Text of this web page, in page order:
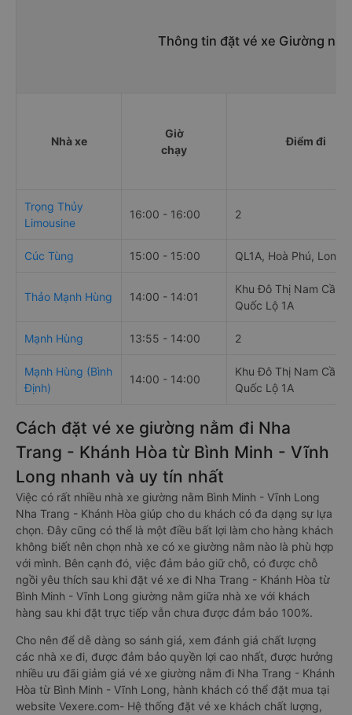
Thông tin đặt vé xe Giường
Nhà xe
Giờ
chạy
Điểm đi
Trọng Thủy
Limousine
16:00 - 16:00 2
Cúc Tùng 15:00 - 15:00 QL1A, Hoà Phú, Long
Thảo Mạnh Hùng 14:00 - 14:01
Khu Đô Thị Nam Cần
Quốc Lộ 1A
Mạnh Hùng 13:55 - 14:00 2
Mạnh Hùng (Bình
Định)
14:00 - 14:00
Khu Đô Thị Nam Cần
Quốc Lộ 1A
Cách đặt vé xe giường nằm đi Nha
Trang - Khánh Hòa từ Bình Minh - Vĩnh
Long nhanh và uy tín nhất
Việc có rất nhiều nhà xe giường nằm Bình Minh - Vĩnh Long
Nha Trang - Khánh Hòa giúp cho du khách có đa dạng sự lựa
chọn. Đây cũng có thể là một điều bất lợi làm cho hàng khách
không biết nên chọn nhà xe có xe giường nằm nào là phù hợp
với mình. Bên cạnh đó, việc đảm bảo giữ chỗ, có được chỗ
ngồi yêu thích sau khi đặt vé xe đi Nha Trang - Khánh Hòa từ
Bình Minh - Vĩnh Long giường nằm giữa nhà xe với khách
hàng sau khi đặt trực tiếp vẫn chưa được đảm bảo 100%.
Cho nên để dễ dàng so sánh giá, xem đánh giá chất lượng
các nhà xe đi, được đảm bảo quyền lợi cao nhất, được hưởng
nhiều ưu đãi giảm giá vé xe giường nằm đi Nha Trang - Khánh
Hòa từ Bình Minh - Vĩnh Long, hành khách có thể đặt mua tại
website Vexere.com- Hệ thống đặt vé xe khách chất lượng,